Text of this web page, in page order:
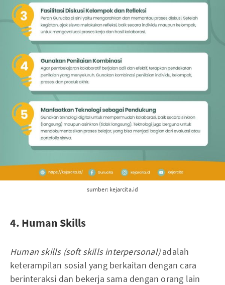
sumber: kejarcita.id
4. Human Skills
Human skills (soft skills interpersonal)adalah
keterampilan sosial yang berkaitan dengan cara
berinteraksi dan bekerja sama dengan orang lain